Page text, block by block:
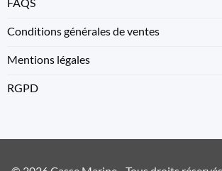
Conditions générales de ventes
Mentions légales
RGPD